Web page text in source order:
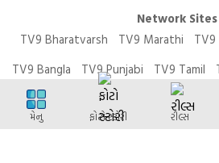
Network
TV9 Bharatvarsh
TV9 Marathi
TV9 Bangla
TV9 Punjabi TV9 Tamil
News9 LIVE
મેનુ ફોટો સ્ટોરી રીલ્સ